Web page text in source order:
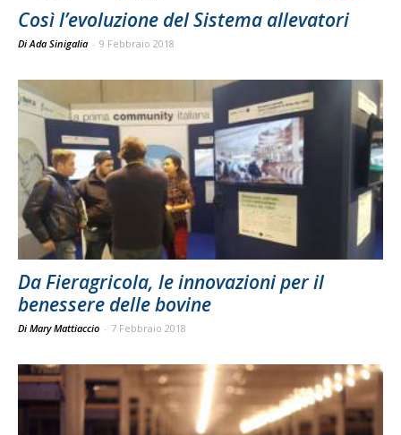
Così l’evoluzione del Sistema allevatori
Di Ada Sinigalia - 9 Febbraio 2018
Da Fieragricola, le innovazioni per il
benessere delle bovine
Di Mary Mattiaccio - 7 Febbraio 2018